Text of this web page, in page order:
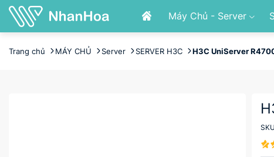
Máy Chủ - Server
Trang chủ MÁY CHỦ Server SERVER H3C H3C UniServer